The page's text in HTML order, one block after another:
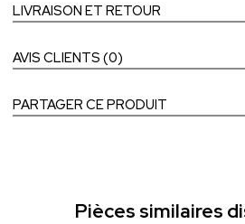
LIVRAISON ET RETOUR
AVIS CLIENTS (0)
PARTAGER CE PRODUIT
Pièces similaires